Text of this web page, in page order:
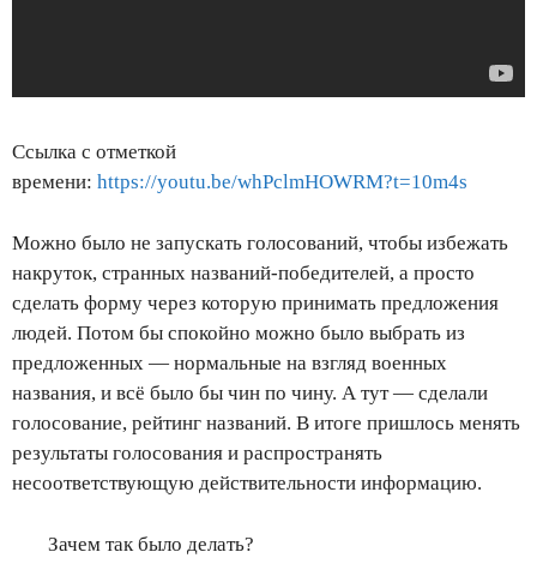
Ссылка с отметкой
времени: https://youtu.be/whPclmHOWRM?t=10m4s
Можно было не запускать голосований, чтобы избежать
накруток, странных названий-победителей, а просто
сделать форму через которую принимать предложения
людей. Потом бы спокойно можно было выбрать из
предложенных — нормальные на взгляд военных
названия, и всё было бы чин по чину. А тут — сделали
голосование, рейтинг названий. В итоге пришлось менять
результаты голосования и распространять
несоответствующую действительности информацию.
Зачем так было делать?